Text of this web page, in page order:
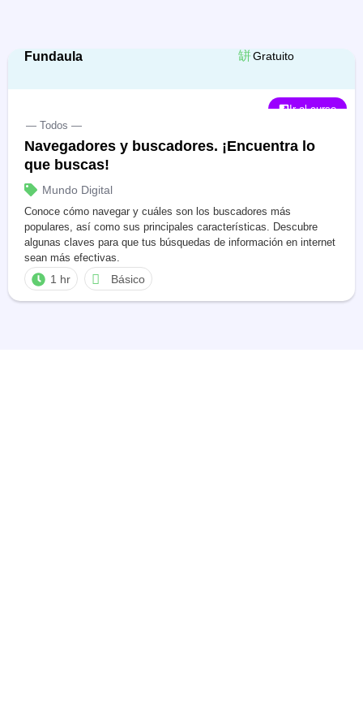
Fundaula Gratuito
Ir al curso
— Todos —
Navegadores y buscadores. ¡Encuentra lo
que buscas!
Mundo Digital
Conoce cómo navegar y cuáles son los buscadores más
populares, así como sus principales características. Descubre
algunas claves para que tus búsquedas de información en internet
sean más efectivas.
1 hr Básico